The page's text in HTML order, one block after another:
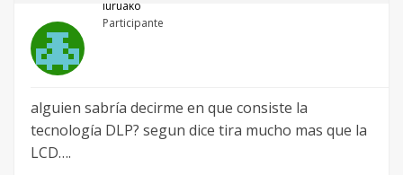
luruako
Participante
alguien sabría decirme en que consiste la
tecnología DLP? segun dice tira mucho mas que la
LCD….